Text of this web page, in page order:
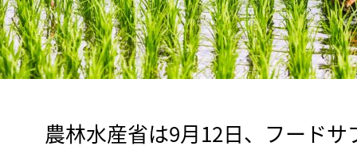
農林水産省は9月12日、フードサ